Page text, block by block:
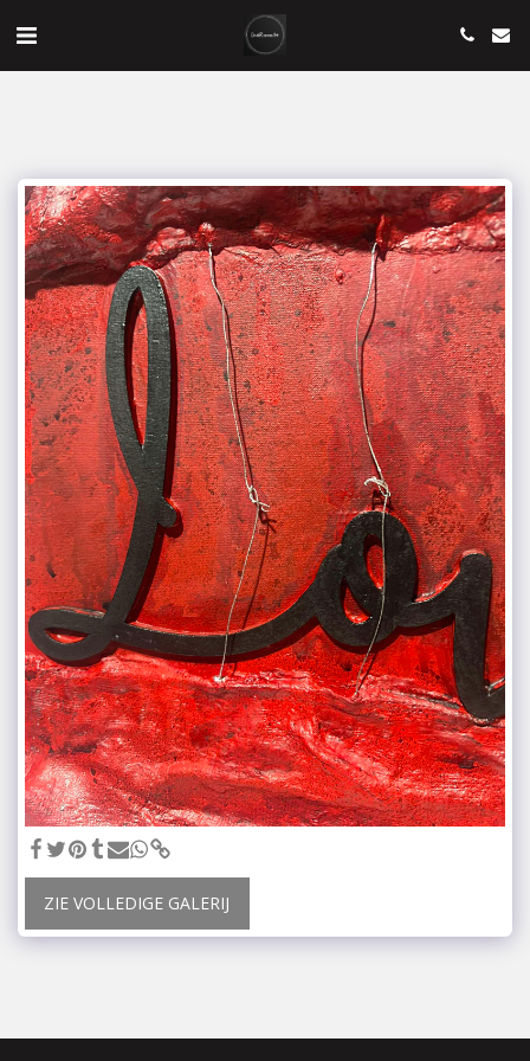
ZIE VOLLEDIGE GALERIJ